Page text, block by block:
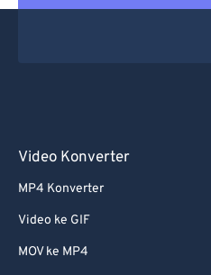
Video Konverter
MP4 Konverter
Video ke GIF
MOV ke MP4